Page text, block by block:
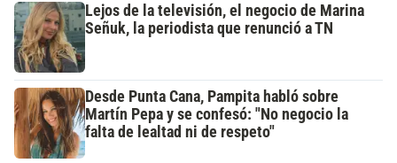
Lejos de la televisión, el negocio de Marina
Señuk, la periodista que renunció a TN
Desde Punta Cana, Pampita habló sobre
Martín Pepa y se confesó: "No negocio la
falta de lealtad ni de respeto"